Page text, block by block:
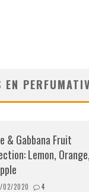
EN
& Gabbana Fruit
Lemon, Orange,
02/2020 4